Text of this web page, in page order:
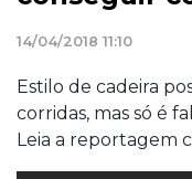
14/04/2018 11:10
Estilo de cadeira
corridas, mas só é
Leia a reportagem